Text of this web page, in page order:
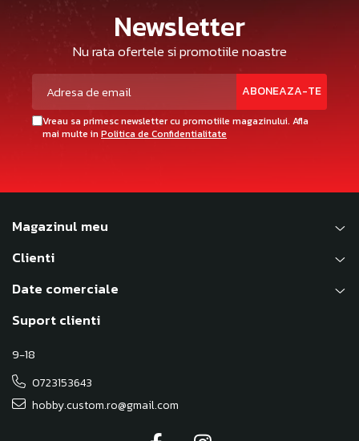
Newsletter
Nu rata ofertele si promotiile noastre
Vreau sa primesc newsletter cu promotiile magazinului. Afla
mai multe in Politica de Confidentialitate
Magazinul meu
Clienti
Date comerciale
Suport clienti
9-18
0723153643
hobby.custom.ro@gmail.com